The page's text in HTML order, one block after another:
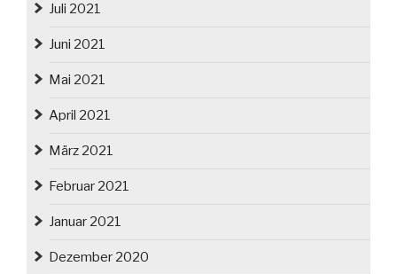
Juli 2021
Juni 2021
Mai 2021
April 2021
März 2021
Februar 2021
Januar 2021
Dezember 2020